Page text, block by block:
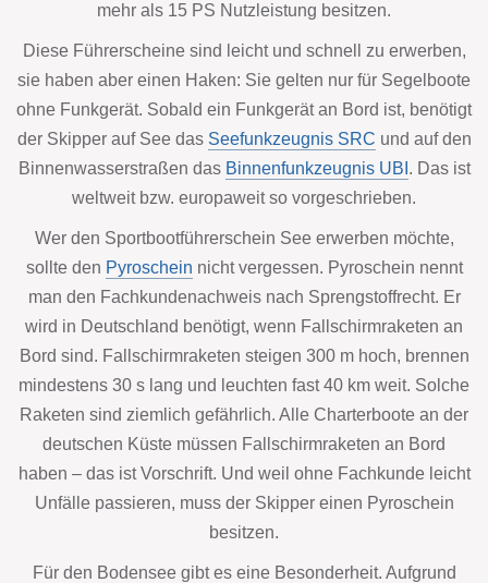
mehr als 15 PS Nutzleistung besitzen.
Diese Führerscheine sind leicht und schnell zu erwerben,
sie haben aber einen Haken: Sie gelten nur für Segelboote
ohne Funkgerät. Sobald ein Funkgerät an Bord ist, benötigt
der Skipper auf See das Seefunkzeugnis SRC und auf den
Binnenwasserstraßen das Binnenfunkzeugnis UBI . Das ist
weltweit bzw. europaweit so vorgeschrieben.
Wer den Sportbootführerschein See erwerben möchte,
sollte den Pyroschein nicht vergessen. Pyroschein nennt
man den Fachkundenachweis nach Sprengstoffrecht. Er
wird in Deutschland benötigt, wenn Fallschirmraketen an
Bord sind. Fallschirmraketen steigen 300 m hoch, brennen
mindestens 30 s lang und leuchten fast 40 km weit. Solche
Raketen sind ziemlich gefährlich. Alle Charterboote an der
deutschen Küste müssen Fallschirmraketen an Bord
haben – das ist Vorschrift. Und weil ohne Fachkunde leicht
Unfälle passieren, muss der Skipper einen Pyroschein
besitzen.
Für den Bodensee gibt es eine Besonderheit. Aufgrund